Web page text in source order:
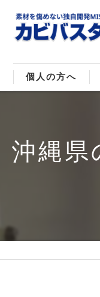
個人の方へ
マンションのカビ
沖縄県